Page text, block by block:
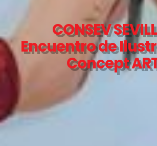
CONSEV
Encuentro de
Concept